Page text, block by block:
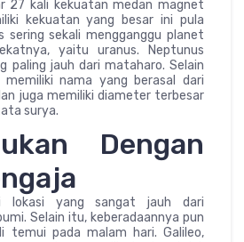
27 kali kekuatan medan magnet
kekuatan yang besar ini pula
sering sekali mengganggu planet
yaitu uranus. Neptunus
paling jauh dari mataharo. Selain
nama yang berasal dari
juga memiliki diameter terbesar
surya.
Dengan
lokasi yang sangat jauh dari
Selain itu, keberadaannya pun
temui pada malam hari. Galileo,